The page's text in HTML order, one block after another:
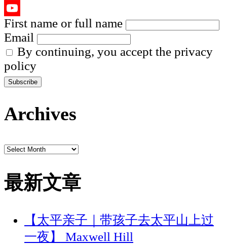
方
便
容
Instagram
YouTube
Channel
First name or full name
Email
By continuing, you accept the privacy
policy
Archives
Archives
最新文章
【太平亲子｜带孩子去太平山上过
一夜】 Maxwell Hill